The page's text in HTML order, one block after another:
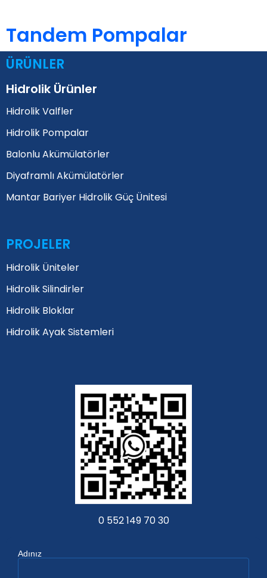
Tandem Pompalar
ÜRÜNLER
Hidrolik Ürünler
Hidrolik Valfler
Hidrolik Pompalar
Balonlu Akümülatörler
Diyaframlı Akümülatörler
Mantar Bariyer Hidrolik Güç Ünitesi
PROJELER
Hidrolik Üniteler
Hidrolik Silindirler
Hidrolik Bloklar
Hidrolik Ayak Sistemleri
0 552 149 70 30
Adınız